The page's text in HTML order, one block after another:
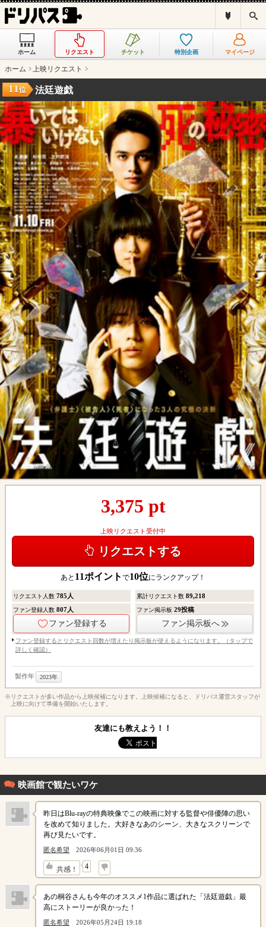
ス
ホーム リクエスト チケット 特別企画 マイページ
ホーム 上映リクエスト
法廷遊戯
11位
3,375 pt
上映リクエスト受付中
リクエストする
あと 11ポイント で10位にランクアップ！
リクエスト人数 785人 累計リクエスト数89,218
ファン登録人数 807人
ファン登録する
ファン掲示板29投稿
ファン掲示板へ
ファン登録するとリクエスト回数が増えたり掲示板が使えるようになります。（タップで
詳しく確認）
製作年 2023年
※リクエストが多い作品から上映候補になります。上映候補になると、ドリパス運営スタッフが
上映に向けて準備を開始いたします。
友達にも教えよう！！
映画館で観たいワケ
昨日はBlu-rayの特典映像でこの映画に対する監督や俳優陣の思い
を改めて知りました。大好きなあのシーン、大きなスクリーンで
再び見たいです。
匿名希望 2026年06月01日 09:36
共感！ 4
↓
あの桐谷さんも今年のオススメ1作品に選ばれた「法廷遊戯」最
高にストーリーが良かった！
匿名希望 2026年05月24日 19:18